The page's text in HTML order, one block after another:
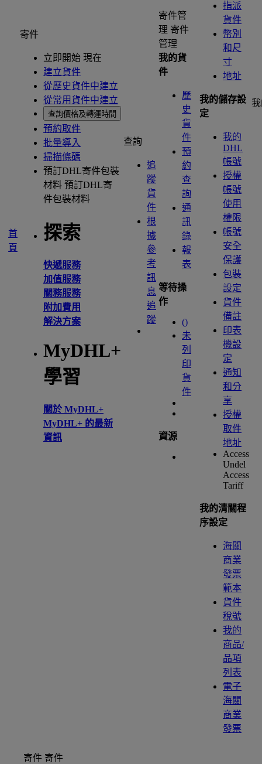
首
頁
寄件
立即開始 現在
建立貨件
從歷史貨件中建立
從常用貨件中建立
查詢價格及轉運時間
預約取件
批量導入
掃描條碼
預訂DHL寄件包裝
材料 預訂DHL寄
件包裝材料
探索
快遞服務
加值服務
關務服務
附加費用
解決方案
MyDHL+
學習
關於 MyDHL+
MyDHL+ 的最新
資訊
查詢
追
蹤
貨
件
根
據
參
考
訊
息
追
蹤
寄件管
理 寄件
管理
我的貨
件
歷
史
貨
件
預
約
查
詢
通
訊
錄
報
表
等待操
作
()
未
列
印
貨
件
資源
指派
貨件
幣別
和尺
寸
地址
我的儲存設
定
我的
DHL
帳號
授權
帳號
使用
權限
帳號
安全
保護
包裝
設定
貨件
備註
印表
機設
定
通知
和分
享
授權
取件
地址
Access
Undel
Access
Tariff
我的清關程
序設定
海關
商業
發票
範本
貨件
稅號
我的
商品/
品項
列表
電子
海關
商業
發票
寄件 寄件